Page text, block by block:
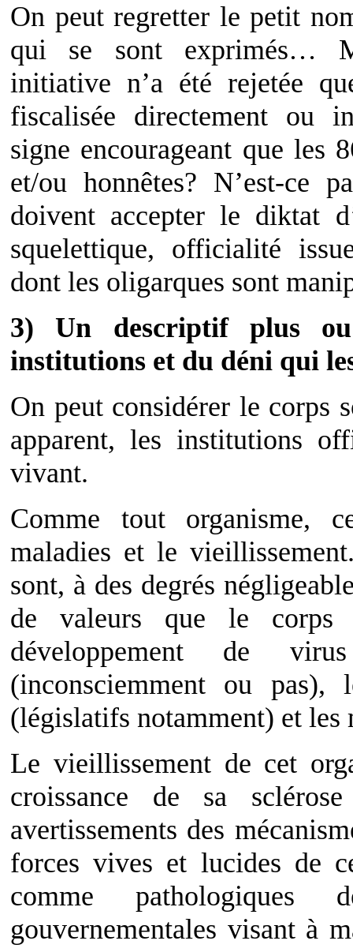
On peut regretter le petit
qui se sont exprimés…
initiative n’a été rejetée
fiscalisée directement ou
signe encourageant que les
et/ou honnêtes? N’est-ce
doivent accepter le diktat
squelettique, officialité
dont les oligarques sont
3) Un descriptif plus
institutions et du déni qui
On peut considérer le corps
apparent, les institutions
vivant.
Comme tout organisme,
maladies et le
sont, à des degrés
de valeurs que le corps
développement de
(inconsciemment ou
(législatifs notamment) et les
Le vieillissement de cet
croissance de sa
avertissements des
forces vives et lucides de
comme
gouvernementales visant à